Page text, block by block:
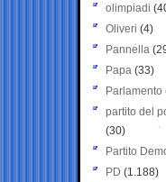
olimpiadi
Oliveri (4)
Pannella
Papa (33)
Parlamento
partito del
(30)
Partito
PD (1.188)